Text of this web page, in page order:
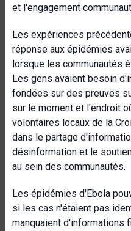
et l'engagement
Les expériences
réponse aux épidémies
lorsque les communautés
Les gens avaient besoin
fondées sur des preuves
sur le moment et l'endroit
volontaires locaux de la
dans le partage
désinformation et le
au sein des communautés.
Les épidémies d'Ebola
si les cas n'étaient pas
manquaient